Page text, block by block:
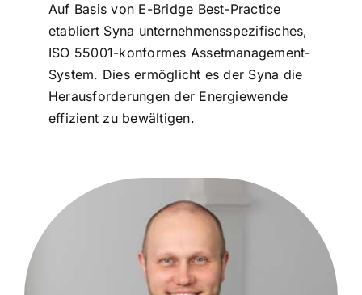
Auf Basis von E-Bridge Best-Practice
etabliert Syna unternehmensspezifisches,
ISO 55001-konformes Assetmanagement-
System. Dies ermöglicht es der Syna die
Herausforderungen der Energiewende
effizient zu bewältigen.